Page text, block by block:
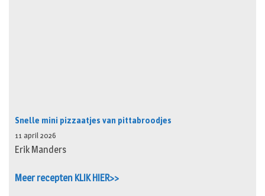
Snelle mini pizzaatjes van pittabroodjes
11 april 2026
Erik Manders
Meer recepten KLIK HIER>>